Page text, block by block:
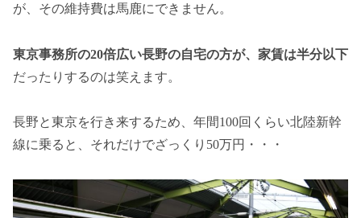
が、その維持費は馬鹿にできません。
東京事務所の20倍広い長野の自宅の方が、家賃は半分以下
だったりするのは笑えます。
長野と東京を行き来するため、年間100回くらい北陸新幹
線に乗ると、それだけでざっくり50万円・・・